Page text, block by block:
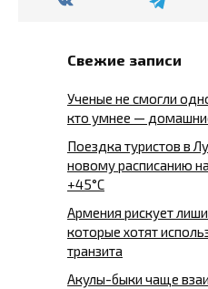
Свежие записи
Ученые не смогли
кто умнее —
Поездка туристов в
новому расписанию
+45°C
Армения рискует
которые хотят
транзита
Акулы-быки чаще